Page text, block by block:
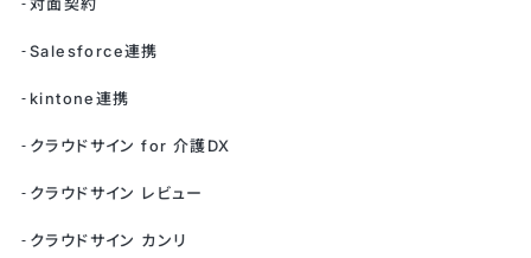
Salesforce連携
kintone連携
クラウドサイン for 介護DX
クラウドサイン レビュー
クラウドサイン カンリ